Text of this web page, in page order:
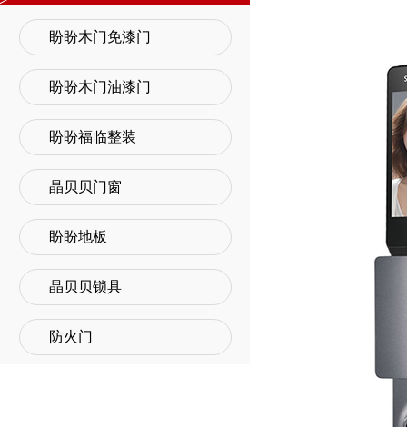
盼盼木门免漆门
盼盼木门油漆门
盼盼福临整装
晶贝贝门窗
盼盼地板
晶贝贝锁具
防火门